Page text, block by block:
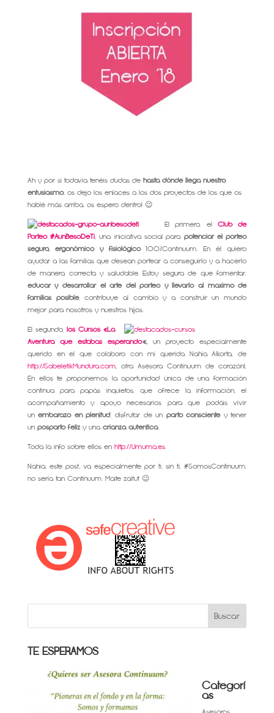
Ah y por si todavía tenéis dudas de hasta dónde llega nuestro
entusiasmo, os dejo los enlaces a los dos proyectos de los que os
hablé más arriba, os espero dentro! 😉
El primero, el Club de
Porteo #AunBesoDeTi, una iniciativa social para potenciar el porteo
seguro, ergonómico y fisiológico100%Continuum. En él quiero
ayudar a las familias que desean portear a conseguirlo y a hacerlo
de manera correcta y saludable. Estoy segura de que fomentar,
educar y desarrollar el arte del porteo y llevarlo al máximo de
familias posible, contribuye al cambio y a construir un mundo
mejor para nosotros y nuestros hijos.
El segundo, los Cursos «La
Aventura que estabas esperando«, un proyecto especialmente
querido en el que colaboro con mi querida Nahia Alkorta, de
http://SabeletikMundura.com, otra Asesora Continuum de corazón!,
En ellos te proponemos la oportunidad única de una formación
continua para papás inquietos, que ofrece la información, el
acompañamiento y apoyo necesarios para que podáis vivir
unembarazo en plenitud, disfrutar de un parto conscientey tener
un posparto felizy una crianza auténtica.
Toda la info sobre ellos en http://Umuma.es.
Nahia, este post, va especialmente por ti, sin ti, #SomosContinuum,
no sería tan Continuum. Maite zaitut 😉
TE ESPERAMOS
Categorí
as